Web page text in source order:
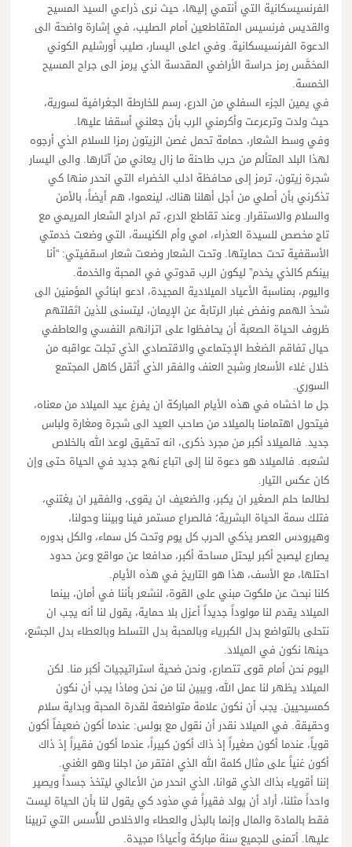
الفرنسيسكانية التي أنتمي إليها، حيث نرى ذراعي السيد المسيح
والقديس فرنسيس المتقاطعين أمام الصليب، في إشارة واضحة الى
الدعوة الفرنسيسكانية. وفي اعلى اليسار، صليب أورشليم الكوني
المخمَّس رمز حراسة الأراضي المقدسة الذي يرمز الى جراح المسيح
الخمسة.
في يمين الجزء السفلي من الدرع، رسم للخارطة الجغرافية لسورية،
حيث ولدت وترعرعت وأكرمني الرب بأن جعلني أسقفا عليها.
وفي وسط الشعار، حمامة تحمل غصن الزيتون رمزا للسلام الذي أرجوه
لهذا البلد المتألم من حرب طاحنة ما زال يعاني من آثارها. والى اليسار
شجرة زيتون، ترمز إلى محافظة ادلب الخضراء التي انحدر منها كي
تذكرني بأن أصلي من أجل أهلنا هناك، لينعموا، هم أيضاً، بالأمن
والسلام والاستقرار. وعند تقاطع الدرع، تم ادراج الشعار المريمي مع
تاج مخصص للسيدة العذراء، امي وأم الكنيسة، التي وضعت خدمتي
الأسقفية تحت حمايتها. وتحت الشعار وضعت شعار اسقفيتي: “أنا
بينكم كالذي يخدم” ليكون الرب قدوتي في المحبة والخدمة.
واليوم، بمناسبة الأعياد الميلادية المجيدة، ادعو ابنائي المؤمنين الى
شحذ الهمم ونفض غبار الرتابة عن الإيمان، ليتسنى للذين اثقلتهم
ظروف الحياة الصعبة أن يحافظوا على اتزانهم النفسي والعاطفي
حيال تفاقم الضغط الإجتماعي والاقتصادي الذي تجلت عواقبه من
خلال غلاء الأسعار وشبح العنف والفقر الذي أثقل كاهل المجتمع
السوري.
جل ما اخشاه في هذه الأيام المباركة ان يفرغ عيد الميلاد من معناه،
فيتحول اهتمامنا بالميلاد من صاحب العيد الى شجرة ومغارة ولباس
جديد. فالميلاد أكبر من مجرد ذكرى، انه تحقيق لوعد الله بالخلاص
لشعبه. فالميلاد هو دعوة لنا إلى اتباع نهج جديد في الحياة حتى وإن
كان عكس التيار.
لطالما حلم الصغير ان يكبر، والضعيف ان يقوى، والفقير ان يغتني،
فتلك سمة الحياة البشرية؛ فالصراع مستمر فينا وبيننا وحولنا،
وهيرودس العصر يذكي الحرب كل يوم وتحت كل سماء، والكل بدوره
يصارع ليصبح أكبر ليحتل مساحة أكبر، مدافعا عن مواقع وعن حدود
احتلها، مع الأسف، هذا هو التاريخ في هذه الأيام.
كلنا نبحث عن ملكوت مبني على القوة، لنشعر بأننا في أمان، بينما
الميلاد يقدم لنا مولوداً جديداً أعزل بلا حماية، يقول لنا أنه يجب ان
نتحلى بالتواضع بدل الكبرياء وبالمحبة بدل التسلط وبالعطاء بدل الجشع،
حينها نكون في الميلاد.
اليوم نحن أمام قوى تتصارع، ونحن ضحية استراتيجيات أكبر منا. لكن
الميلاد يظهر لنا عمل الله، ويبين لنا من نحن وماذا يجب أن نكون
كمسيحيين. يجب أن نكون علامة متواضعة لقدرة المحبة وبداية سلام
وحقيقة. في الميلاد نقدر أن نقول مع بولس: عندما أكون ضعيفاً أكون
قوياً، عندما أكون صغيراً إذ ذاك أكون كبيراً، عندما أكون فقيراً إذ ذاك
أكون غنياً على مثال كلمة الله الذي افتقر من اجلنا وهو الغني.
إننا أقوياء بذاك الذي قوانا، الذي انحدر من الأعالي ليتخذ جسداً ويصير
واحداً مثلنا، أراد أن يولد فقيراً في مذود كي يقول لنا بأن الحياة ليست
فقط بالمادة والمال وإنما بالبذل والعطاء والاخلاص للأُسس التي تربينا
عليها. أتمنى للجميع سنة مباركة وأعيادًا مجيدة.